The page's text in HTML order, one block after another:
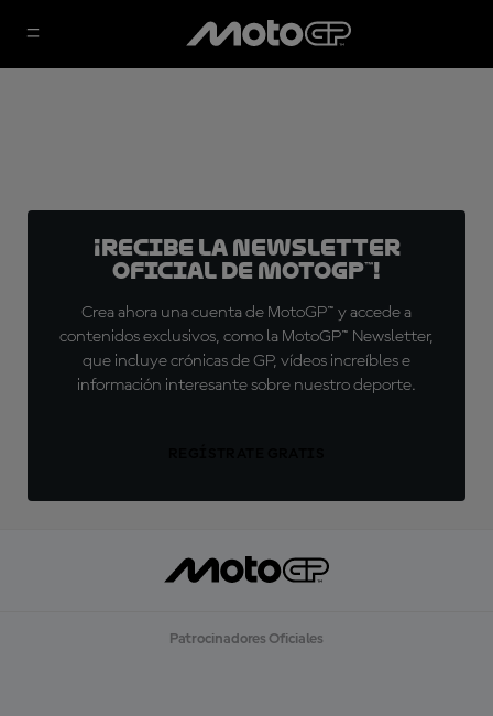
¡Recibe la Newsletter
oficial de MotoGP™!
Crea ahora una cuenta de MotoGP™ y accede a
contenidos exclusivos, como la MotoGP™ Newsletter,
que incluye crónicas de GP, vídeos increíbles e
información interesante sobre nuestro deporte.
Patrocinadores Oficiales